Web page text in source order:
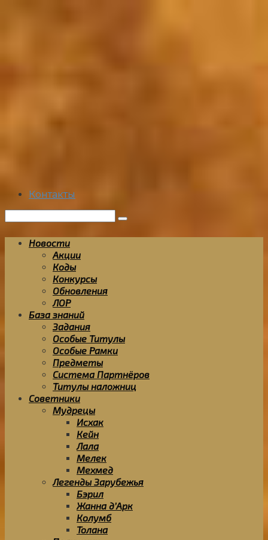
Контакты
Новости
Акции
Коды
Конкурсы
Обновления
ЛОР
База знаний
Задания
Особые Титулы
Особые Рамки
Предметы
Система Партнёров
Титулы наложниц
Советники
Мудрецы
Исхак
Кейн
Лала
Мелек
Мехмед
Легенды Зарубежья
Бэрил
Жанна д’Арк
Колумб
Толана